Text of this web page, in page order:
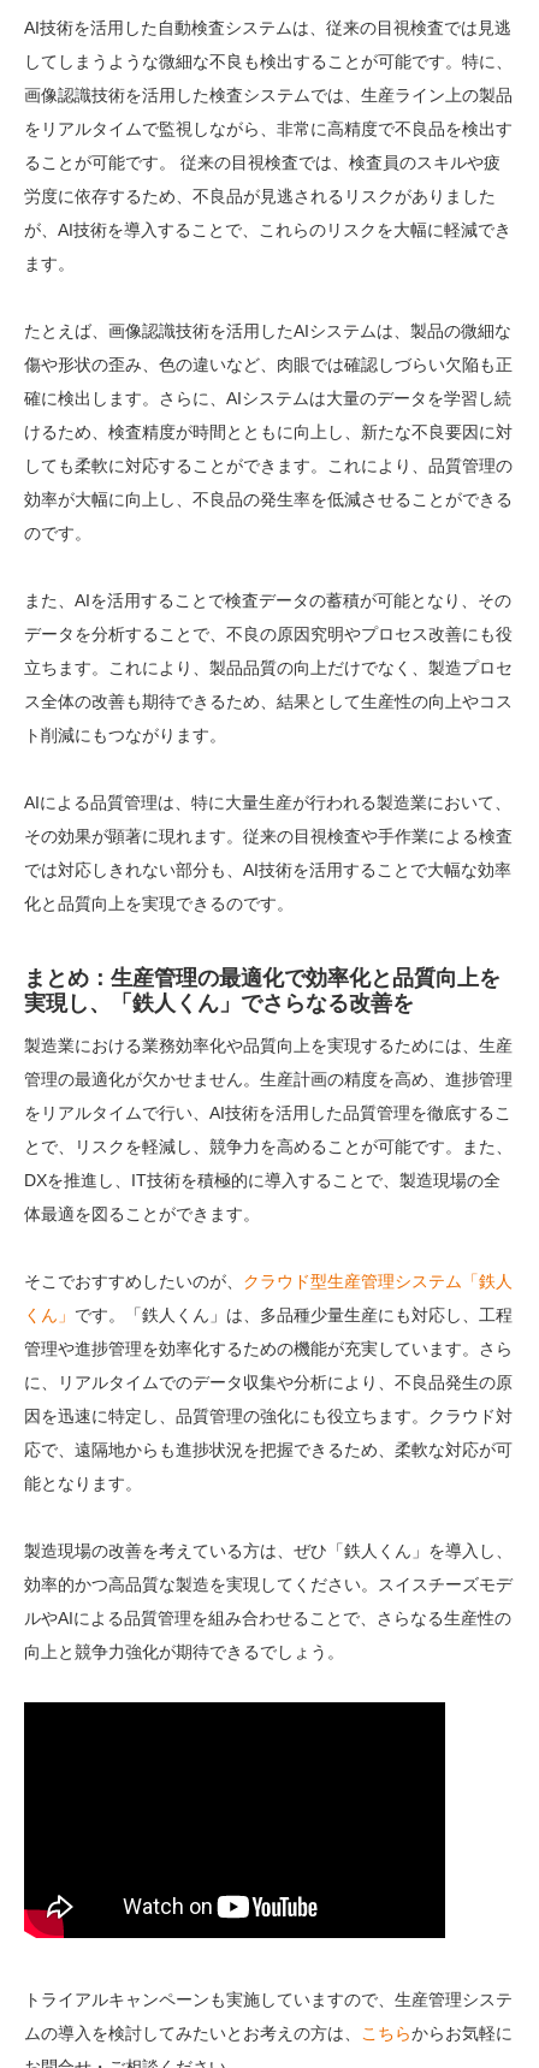
AI技術を活用した自動検査システムは、従来の目視検査では見逃
してしまうような微細な不良も検出することが可能です。特に、
画像認識技術を活用した検査システムでは、生産ライン上の製品
をリアルタイムで監視しながら、非常に高精度で不良品を検出す
ることが可能です。 従来の目視検査では、検査員のスキルや疲
労度に依存するため、不良品が見逃されるリスクがありました
が、AI技術を導入することで、これらのリスクを大幅に軽減でき
ます。
たとえば、画像認識技術を活用したAIシステムは、製品の微細な
傷や形状の歪み、色の違いなど、肉眼では確認しづらい欠陥も正
確に検出します。さらに、AIシステムは大量のデータを学習し続
けるため、検査精度が時間とともに向上し、新たな不良要因に対
しても柔軟に対応することができます。これにより、品質管理の
効率が大幅に向上し、不良品の発生率を低減させることができる
のです。
また、AIを活用することで検査データの蓄積が可能となり、その
データを分析することで、不良の原因究明やプロセス改善にも役
立ちます。これにより、製品品質の向上だけでなく、製造プロセ
ス全体の改善も期待できるため、結果として生産性の向上やコス
ト削減にもつながります。
AIによる品質管理は、特に大量生産が行われる製造業において、
その効果が顕著に現れます。従来の目視検査や手作業による検査
では対応しきれない部分も、AI技術を活用することで大幅な効率
化と品質向上を実現できるのです。
まとめ：生産管理の最適化で効率化と品質向上を
実現し、「鉄人くん」でさらなる改善を
製造業における業務効率化や品質向上を実現するためには、生産
管理の最適化が欠かせません。生産計画の精度を高め、進捗管理
をリアルタイムで行い、AI技術を活用した品質管理を徹底するこ
とで、リスクを軽減し、競争力を高めることが可能です。また、
DXを推進し、IT技術を積極的に導入することで、製造現場の全
体最適を図ることができます。
そこでおすすめしたいのが、 クラウド型生産管理システム「鉄人
くん」 です。「鉄人くん」は、多品種少量生産にも対応し、工程
管理や進捗管理を効率化するための機能が充実しています。さら
に、リアルタイムでのデータ収集や分析により、不良品発生の原
因を迅速に特定し、品質管理の強化にも役立ちます。クラウド対
応で、遠隔地からも進捗状況を把握できるため、柔軟な対応が可
能となります。
製造現場の改善を考えている方は、ぜひ「鉄人くん」を導入し、
効率的かつ高品質な製造を実現してください。スイスチーズモデ
ルやAIによる品質管理を組み合わせることで、さらなる生産性の
向上と競争力強化が期待できるでしょう。
トライアルキャンペーンも実施していますので、生産管理システ
ムの導入を検討してみたいとお考えの方は、
こちらからお気軽に